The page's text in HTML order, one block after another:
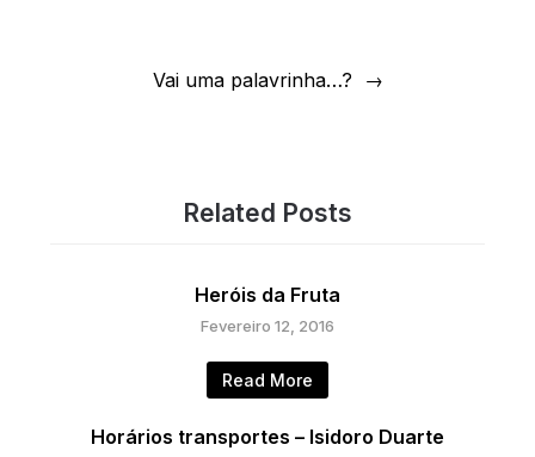
Vai uma palavrinha…?
Related Posts
Heróis da Fruta
Fevereiro 12, 2016
Read More
Horários transportes – Isidoro Duarte